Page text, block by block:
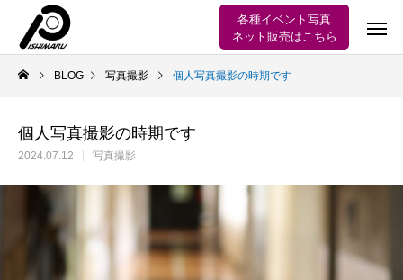
各種イベント写真
ネット販売はこちら
BLOG 写真撮影 個人写真撮影の時期です
個人写真撮影の時期です
2024.07.12 写真撮影